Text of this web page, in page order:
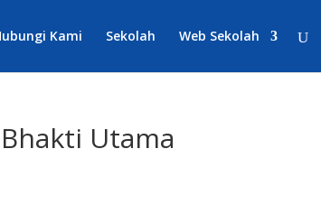
Kami Sekolah Web Sekolah
Utama